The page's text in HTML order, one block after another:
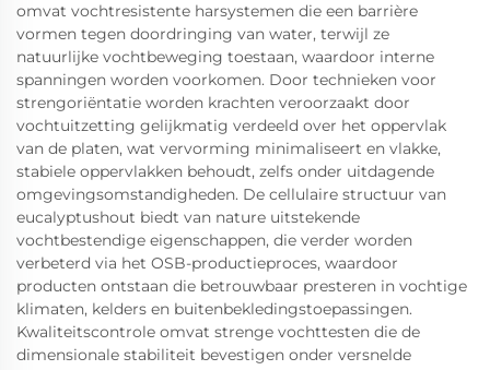
omvat vochtresistente harsystemen die een barrière
vormen tegen doordringing van water, terwijl ze
natuurlijke vochtbeweging toestaan, waardoor interne
spanningen worden voorkomen. Door technieken voor
strengoriëntatie worden krachten veroorzaakt door
vochtuitzetting gelijkmatig verdeeld over het oppervlak
van de platen, wat vervorming minimaliseert en vlakke,
stabiele oppervlakken behoudt, zelfs onder uitdagende
omgevingsomstandigheden. De cellulaire structuur van
eucalyptushout biedt van nature uitstekende
vochtbestendige eigenschappen, die verder worden
verbeterd via het OSB-productieproces, waardoor
producten ontstaan die betrouwbaar presteren in vochtige
klimaten, kelders en buitenbekledingstoepassingen.
Kwaliteitscontrole omvat strenge vochttesten die de
dimensionale stabiliteit bevestigen onder versnelde